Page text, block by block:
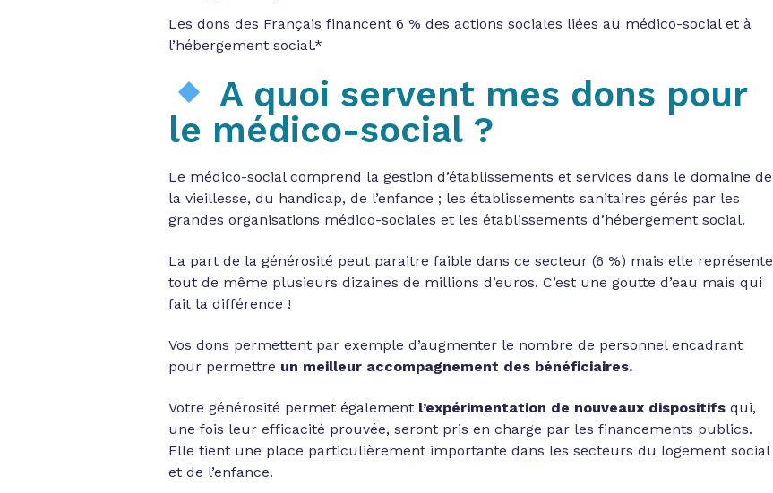
Les dons des Français financent 6 % des actions sociales liées au médico-social et à
l’hébergement social.*
A quoi servent mes dons pour
le médico-social ?
Le médico-social comprend la gestion d’établissements et services dans le domaine de
la vieillesse, du handicap, de l’enfance ; les établissements sanitaires gérés par les
grandes organisations médico-sociales et les établissements d’hébergement social.
La part de la générosité peut paraitre faible dans ce secteur (6 %) mais elle représente
tout de même plusieurs dizaines de millions d’euros. C’est une goutte d’eau mais qui
fait la différence !
Vos dons permettent par exemple d’augmenter le nombre de personnel encadrant
pour permettre un meilleur accompagnement des bénéficiaires.
Votre générosité permet également l’expérimentation de nouveaux dispositifs qui,
une fois leur efficacité prouvée, seront pris en charge par les financements publics.
Elle tient une place particulièrement importante dans les secteurs du logement social
et de l’enfance.